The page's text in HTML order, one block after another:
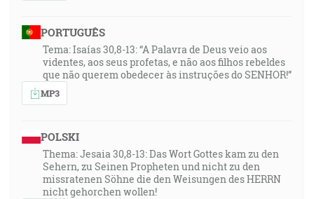
PORTUGUÊS
Tema: Isaías 30,8-13: “A Palavra de Deus veio aos
videntes, aos seus profetas, e não aos filhos rebeldes
que não querem obedecer às instruções do SENHOR!”
MP3
POLSKI
Thema: Jesaia 30,8-13: Das Wort Gottes kam zu den
Sehern, zu Seinen Propheten und nicht zu den
missratenen Söhne die den Weisungen des HERRN
nicht gehorchen wollen!